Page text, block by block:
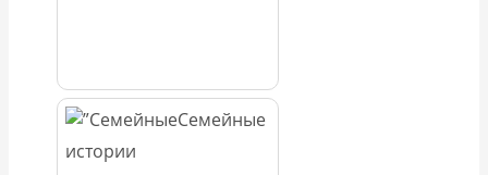
Семейные
истории